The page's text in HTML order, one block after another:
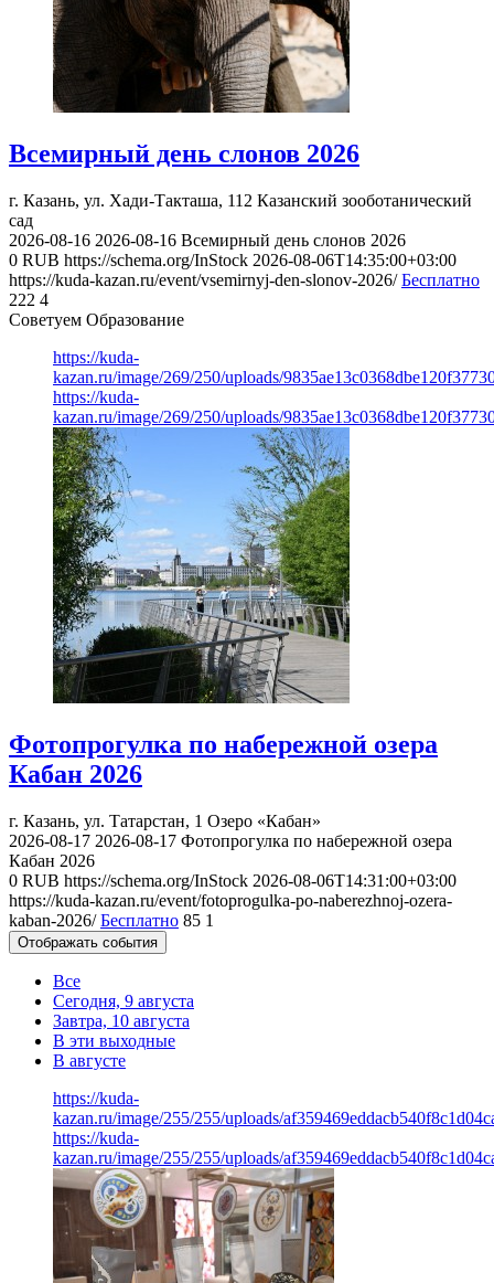
Всемирный день слонов 2026
г. Казань, ул. Хади-Такташа, 112 Казанский зооботанический
сад
2026-08-16 2026-08-16 Всемирный день слонов 2026
0 RUB https://schema.org/InStock 2026-08-06T14:35:00+03:00
https://kuda-kazan.ru/event/vsemirnyj-den-slonov-2026/ Бесплатно
222 4
Советуем Образование
https://kuda-
kazan.ru/image/269/250/uploads/
https://kuda-
kazan.ru/image/269/250/uploads/
Фотопрогулка по набережной озера
Кабан 2026
г. Казань, ул. Татарстан, 1 Озеро «Кабан»
2026-08-17 2026-08-17 Фотопрогулка по набережной озера
Кабан 2026
0 RUB https://schema.org/InStock 2026-08-06T14:31:00+03:00
https://kuda-kazan.ru/event/fotoprogulka-po-naberezhnoj-ozera-
kaban-2026/ Бесплатно 85 1
Отображать события
Все
Сегодня, 9 августа
Завтра, 10 августа
В эти выходные
В августе
https://kuda-
kazan.ru/image/255/255/uploads/
https://kuda-
kazan.ru/image/255/255/uploads/